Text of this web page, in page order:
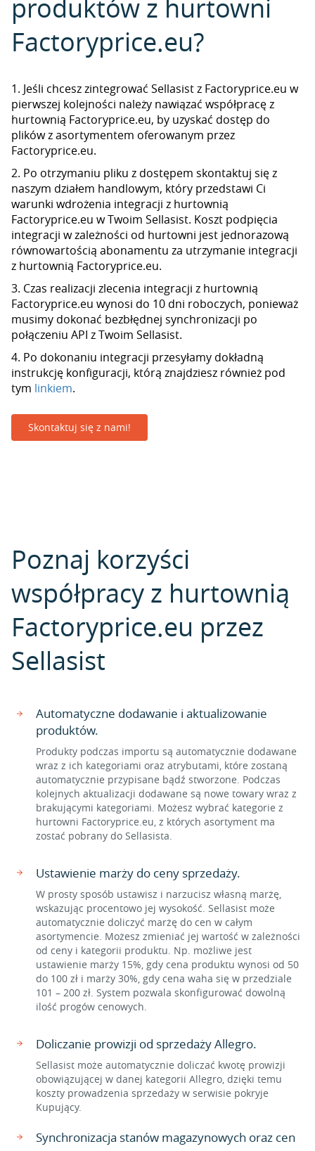
produktów z hurtowni
Factoryprice.eu?
1. Jeśli chcesz zintegrować Sellasist z Factoryprice.eu w
pierwszej kolejności należy nawiązać współpracę z
hurtownią Factoryprice.eu, by uzyskać dostęp do
plików z asortymentem oferowanym przez
Factoryprice.eu.
2. Po otrzymaniu pliku z dostępem skontaktuj się z
naszym działem handlowym, który przedstawi Ci
warunki wdrożenia integracji z hurtownią
Factoryprice.eu w Twoim Sellasist. Koszt podpięcia
integracji w zależności od hurtowni jest jednorazową
równowartością abonamentu za utrzymanie integracji
z hurtownią Factoryprice.eu.
3. Czas realizacji zlecenia integracji z hurtownią
Factoryprice.eu wynosi do 10 dni roboczych, ponieważ
musimy dokonać bezbłędnej synchronizacji po
połączeniu API z Twoim Sellasist.
4. Po dokonaniu integracji przesyłamy dokładną
instrukcję konfiguracji, którą znajdziesz również pod
tym linkiem.
Skontaktuj się z nami!
Poznaj korzyści
współpracy z hurtownią
Factoryprice.eu przez
Sellasist
Automatyczne dodawanie i aktualizowanie
produktów.
Produkty podczas importu są automatycznie dodawane
wraz z ich kategoriami oraz atrybutami, które zostaną
automatycznie przypisane bądź stworzone. Podczas
kolejnych aktualizacji dodawane są nowe towary wraz z
brakującymi kategoriami. Możesz wybrać kategorie z
hurtowni Factoryprice.eu, z których asortyment ma
zostać pobrany do Sellasista.
Ustawienie marży do ceny sprzedaży.
W prosty sposób ustawisz i narzucisz własną marżę,
wskazując procentowo jej wysokość. Sellasist może
automatycznie doliczyć marżę do cen w całym
asortymencie. Możesz zmieniać jej wartość w zależności
od ceny i kategorii produktu. Np. możliwe jest
ustawienie marży 15%, gdy cena produktu wynosi od 50
do 100 zł i marży 30%, gdy cena waha się w przedziale
101 – 200 zł. System pozwala skonfigurować dowolną
ilość progów cenowych.
Doliczanie prowizji od sprzedaży Allegro.
Sellasist może automatycznie doliczać kwotę prowizji
obowiązującej w danej kategorii Allegro, dzięki temu
koszty prowadzenia sprzedaży w serwisie pokryje
Kupujący.
Synchronizacja stanów magazynowych oraz cen